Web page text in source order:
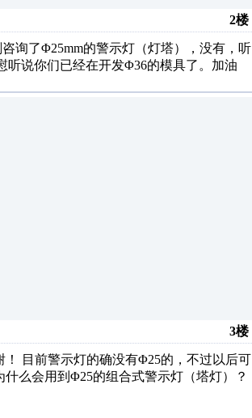
2楼
询了Φ25mm的警示灯（灯塔），没有，听
说你们已经在开发Φ36的模具了。加油
3楼
目前警示灯的确没有Φ25的，不过以后可
么会用到Φ25的组合式警示灯（塔灯）？